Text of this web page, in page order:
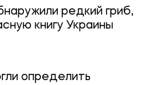
редкий гриб,
книгу Украины
определить